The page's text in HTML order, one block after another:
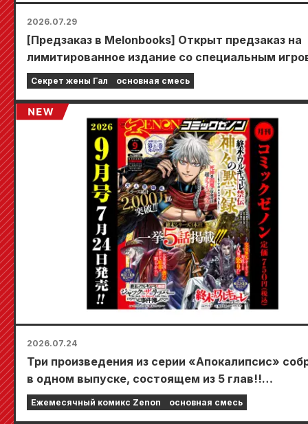
2026.07.29
[Предзаказ в Melonbooks] Открыт предзаказ на
лимитированное издание со специальным
ковриком, украшенным потрясающе красивой
иллюстрацией Фуюки Тодзё, нарисованной
Выход 6-го тома «Секрета невесты-девушки»
запланирован на 20 октября!
Секрет жены Гал основная смесь
2026.07.24
Три произведения из серии «Апокалипсис»
в одном выпуске, состоящем из 5 глав!!
«Ежемесячный комикс Zenon, сентябрьский
2026 года» поступит в продажу 24 июля!!
Ежемесячный комикс Zenon основная смесь